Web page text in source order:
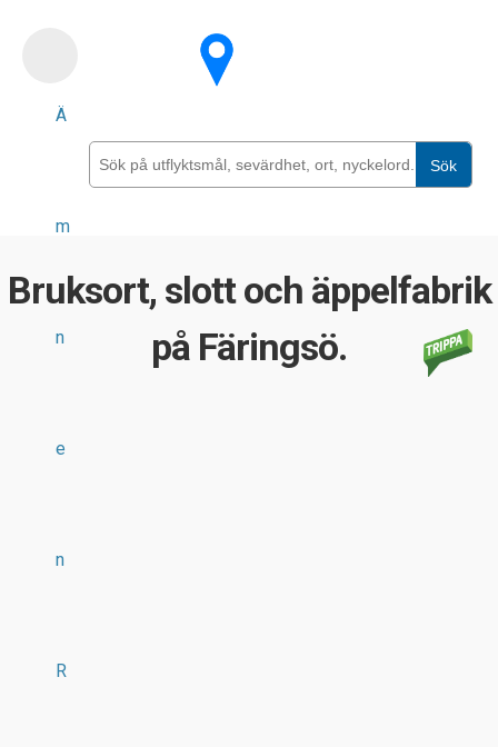
Ä
m
n
e
n
R
Sök
Bruksort, slott och äppelfabrik
på Färingsö.